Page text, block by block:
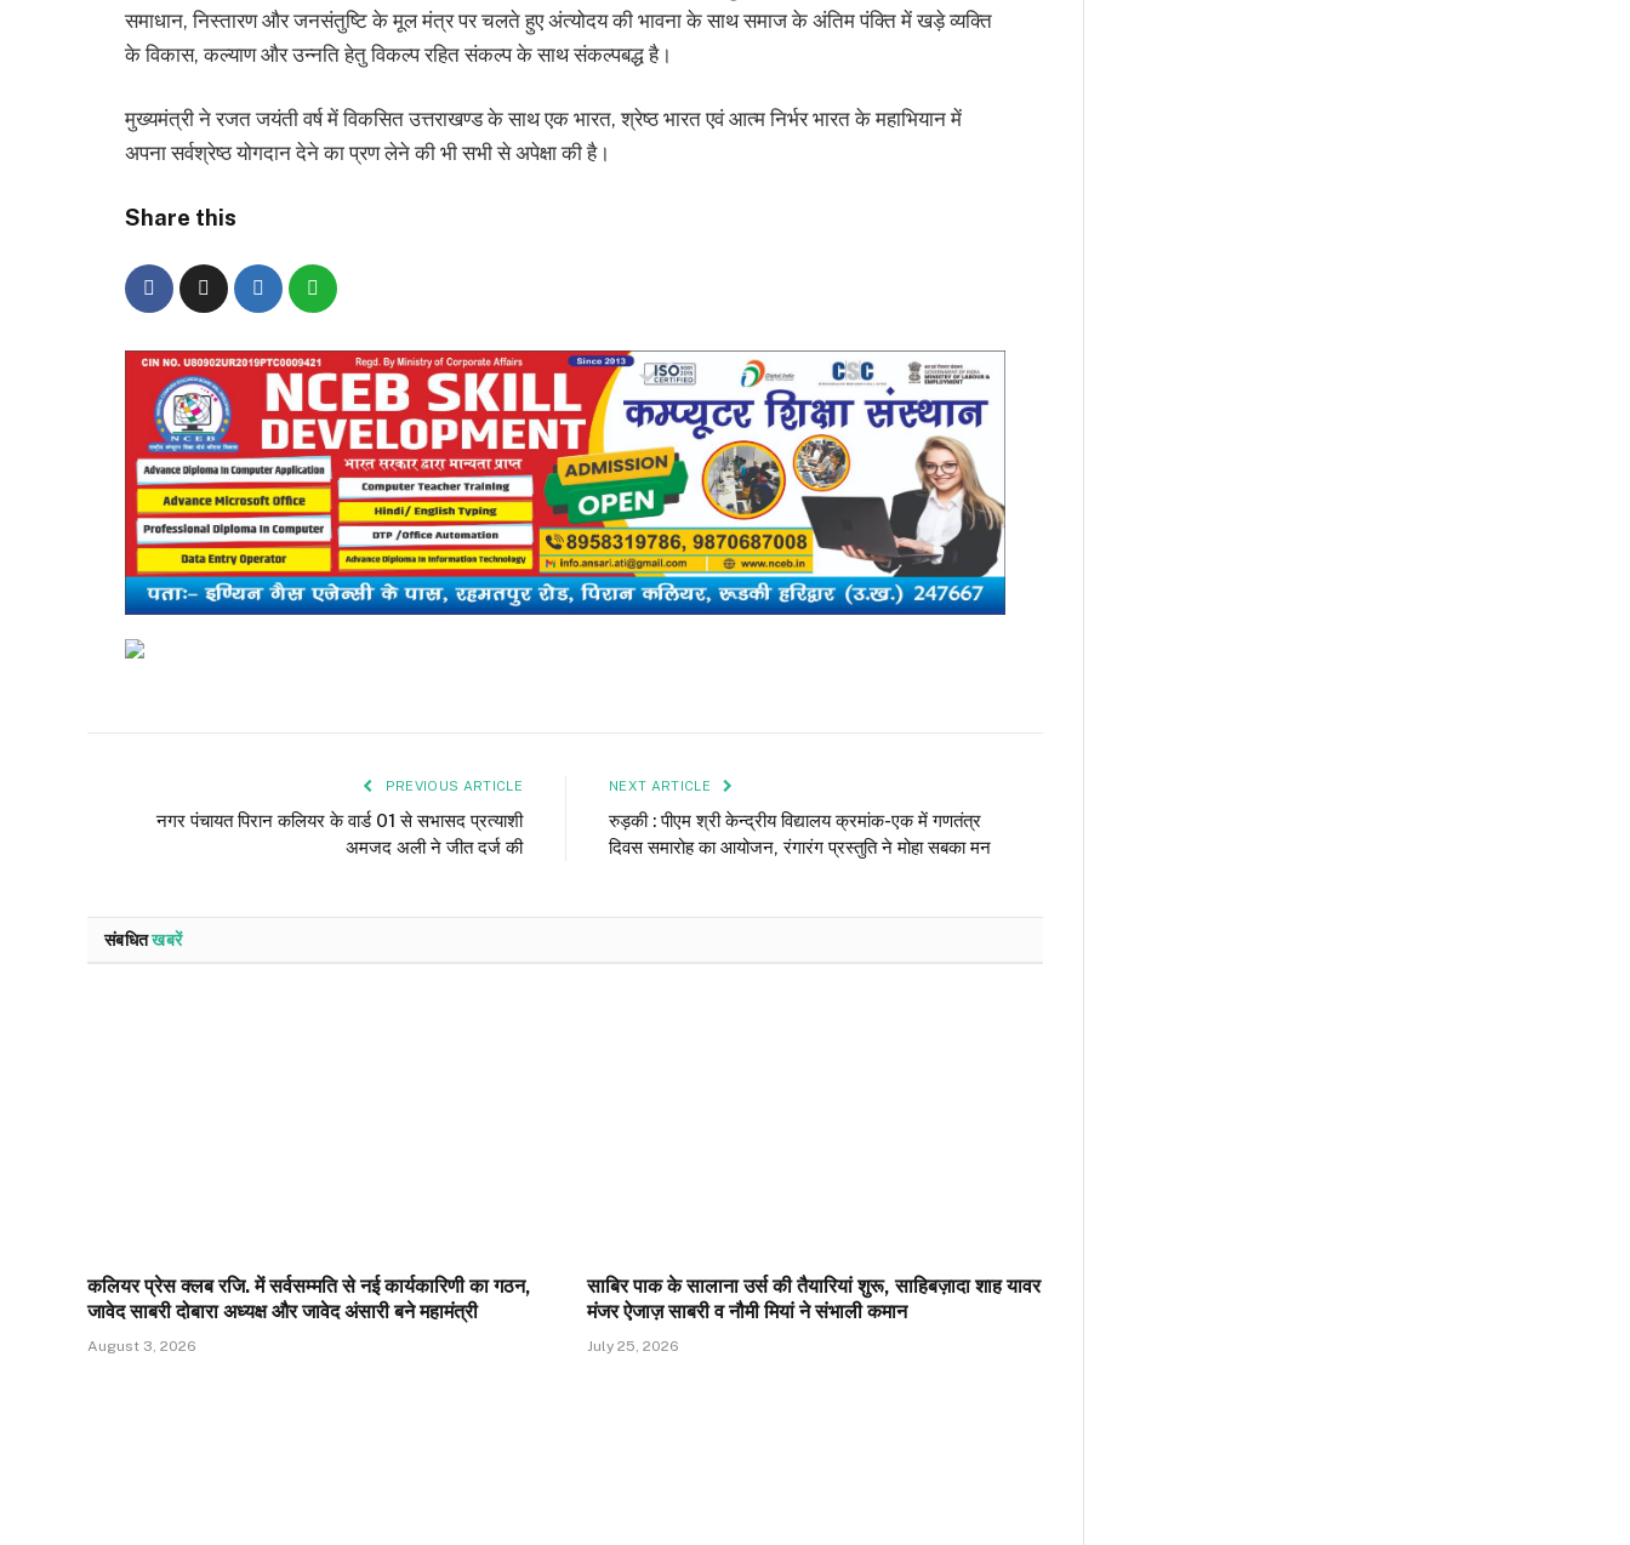
समाधान, निस्तारण और जनसंतुष्टि के मूल मंत्र पर चलते हुए अंत्योदय की भावना के साथ समाज के अंतिम पंक्ति में खड़े व्यक्ति
के विकास, कल्याण और उन्नति हेतु विकल्प रहित संकल्प के साथ संकल्पबद्ध है।
मुख्यमंत्री ने रजत जयंती वर्ष में विकसित उत्तराखण्ड के साथ एक भारत, श्रेष्ठ भारत एवं आत्म निर्भर भारत के महाभियान में
अपना सर्वश्रेष्ठ योगदान देने का प्रण लेने की भी सभी से अपेक्षा की है।
Share this
PREVIOUS ARTICLE
नगर पंचायत पिरान कलियर के वार्ड 01 से सभासद प्रत्याशी
अमजद अली ने जीत दर्ज की
NEXT ARTICLE
रुड़की : पीएम श्री केन्द्रीय विद्यालय क्रमांक-एक में गणतंत्र
दिवस समारोह का आयोजन, रंगारंग प्रस्तुति ने मोहा सबका मन
संबधितखबरें
कलियर प्रेस क्लब रजि. में सर्वसम्मति से नई कार्यकारिणी का गठन,
जावेद साबरी दोबारा अध्यक्ष और जावेद अंसारी बने महामंत्री
August 3, 2026
साबिर पाक के सालाना उर्स की तैयारियां शुरू, साहिबज़ादा शाह यावर
मंजर ऐजाज़ साबरी व नौमी मियां ने संभाली कमान
July 25, 2026